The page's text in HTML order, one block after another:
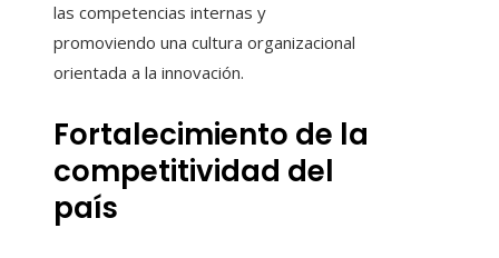
las competencias internas y
promoviendo una cultura organizacional
orientada a la innovación.
Fortalecimiento de la
competitividad del
país